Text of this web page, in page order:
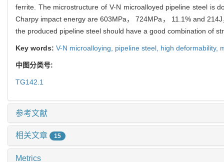
ferrite. The microstructure of V-N microalloyed pipeline steel is
Charpy impact energy are 603MPa， 724MPa， 11.1% and
the produced pipeline steel should have a good combination of
Key words: V-N microalloying, pipeline steel, high deformability,
中图分类号:
TG142.1
参考文献
相关文章 15
Metrics